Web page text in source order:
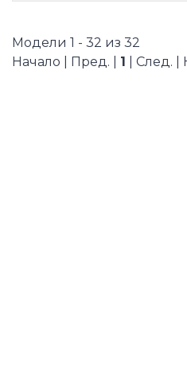
Модели 1 - 32 из 32
Начало | Пред. | 1 | След. |